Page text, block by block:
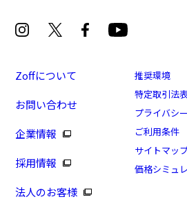
[セール価格][Zoff｜DODコラボ]
商品番号：ZN231G08-14E1/フレ
単価：￥4,400
Zoffについて
お問い合わせ
企業情報
採用情報
法人のお客様
推奨環境
特定取引法
プライバシ
ご利用条件
サイトマッ
価格シミュ